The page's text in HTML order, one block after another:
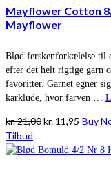
Mayflower Cotton
Mayflower
Blød ferskenforkælelse til
efter det helt rigtige garn
favoritter. Garnet egner
karklude, hvor farven …
kr.21,00Den
pris
kr. 11,95 Den
pris
Buy
Tilbud